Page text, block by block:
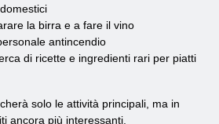
la birra e a fare il vino
antincendio
di ricette e ingredienti rari per piatti
solo le attività principali, ma in
ancora più interessanti.